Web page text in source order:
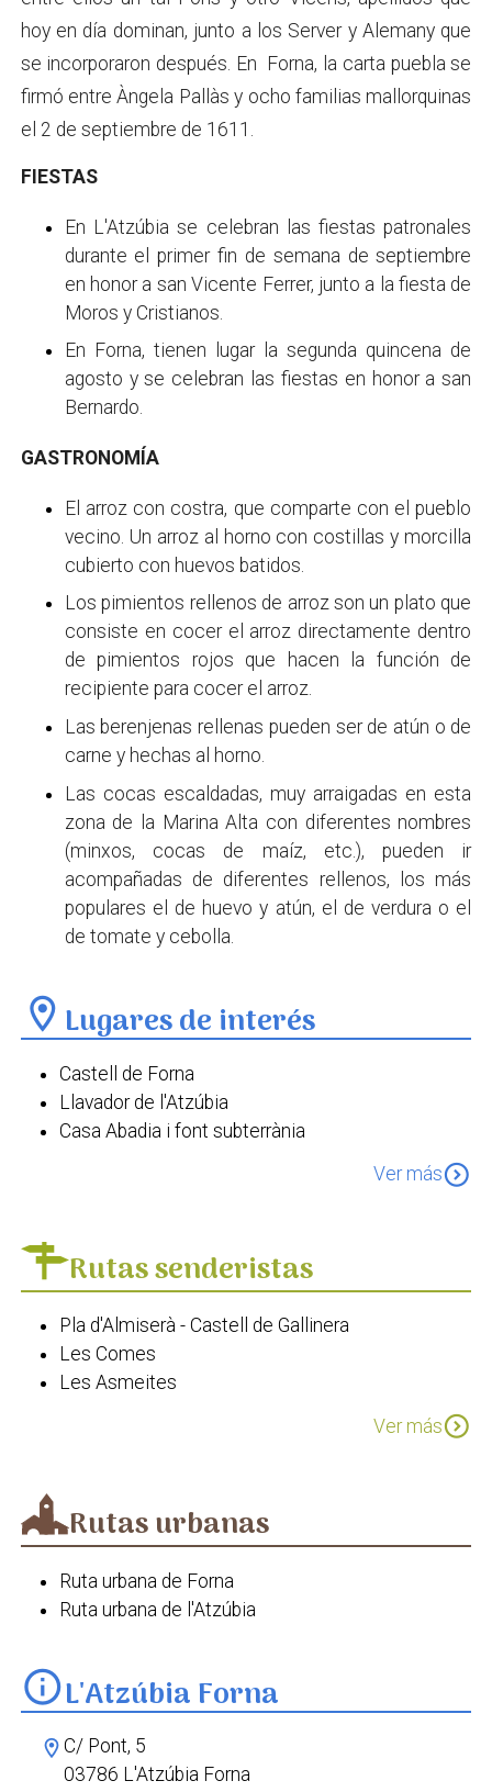
hoy en día dominan, junto a los Server y Alemany que
se incorporaron después. En Forna, la carta puebla se
firmó entre Àngela Pallàs y ocho familias mallorquinas
el 2 de septiembre de 1611.
FIESTAS
En L'Atzúbia se celebran las fiestas patronales
durante el primer fin de semana de septiembre
en honor a san Vicente Ferrer, junto a la fiesta de
Moros y Cristianos.
En Forna, tienen lugar la segunda quincena de
agosto y se celebran las fiestas en honor a san
Bernardo.
GASTRONOMÍA
El arroz con costra, que comparte con el pueblo
vecino. Un arroz al horno con costillas y morcilla
cubierto con huevos batidos.
Los pimientos rellenos de arroz son un plato que
consiste en cocer el arroz directamente dentro
de pimientos rojos que hacen la función de
recipiente para cocer el arroz.
Las berenjenas rellenas pueden ser de atún o de
carne y hechas al horno.
Las cocas escaldadas, muy arraigadas en esta
zona de la Marina Alta con diferentes nombres
(minxos, cocas de maíz, etc.), pueden ir
acompañadas de diferentes rellenos, los más
populares el de huevo y atún, el de verdura o el
de tomate y cebolla.
location_on Lugares de interés
Castell de Forna
Llavador de l'Atzúbia
Casa Abadia i font subterrània
Cova del Canelobre
Ver másexpand_circle_down
Rutas senderistas
Pla d'Almiserà - Castell de Gallinera
Les Comes
Les Asmeites
Camí de l'Alba. Pego - Forna
PR-CV 58 Variant III
Ver másexpand_circle_down
Rutas urbanas
Ruta urbana de Forna
Ruta urbana de l'Atzúbia
infoL'Atzúbia Forna
location_onC/ Pont, 5
03786 L'Atzúbia Forna